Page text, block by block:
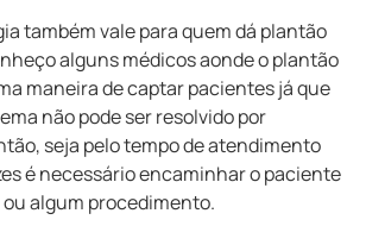
também vale para quem dá plantão
alguns médicos aonde o plantão
maneira de captar pacientes já que
não pode ser resolvido por
seja pelo tempo de atendimento
é necessário encaminhar o paciente
algum procedimento.